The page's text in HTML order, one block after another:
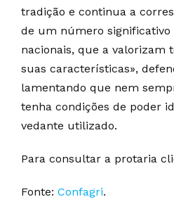
tradição e continua a
de um número significativo
nacionais, que a valorizam
suas características»,
lamentando que nem
tenha condições de poder
vedante utilizado.
Para consultar a protaria
Fonte: Confagri.